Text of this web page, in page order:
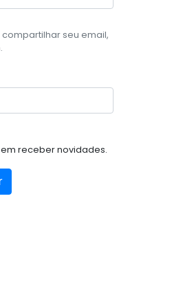
seu email,
receber novidades.